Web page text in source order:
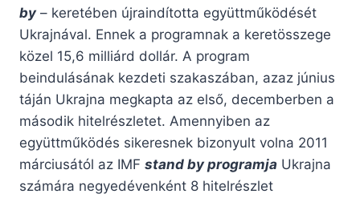
by – keretében újraindította együttműködését
Ukrajnával. Ennek a programnak a keretösszege
közel 15,6 milliárd dollár. A program
beindulásának kezdeti szakaszában, azaz június
táján Ukrajna megkapta az első, decemberben a
második hitelrészletet. Amennyiben az
együttműködés sikeresnek bizonyult volna 2011
márciusától az IMF stand by programja Ukrajna
számára negyedévenként 8 hitelrészlet